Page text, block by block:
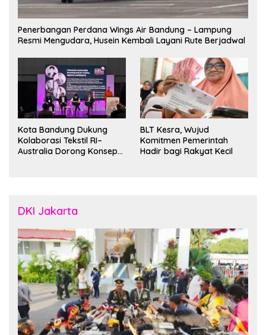
Penerbangan Perdana Wings Air Bandung – Lampung
Resmi Mengudara, Husein Kembali Layani Rute Berjadwal
Kota Bandung Dukung
Kolaborasi Tekstil RI–
Australia Dorong Konsep
BLT Kesra, Wujud
Komitmen Pemerintah
Hadir bagi Rakyat Kecil
DKI Jakarta